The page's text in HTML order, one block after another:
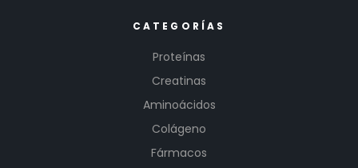
CATEGORÍAS
Proteínas
Creatinas
Aminoácidos
Colágeno
Fármacos